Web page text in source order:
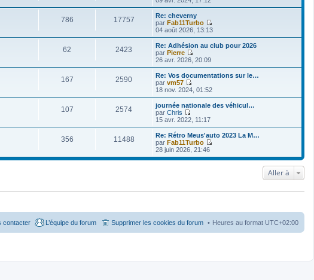
o
i
r
l
e
e
n
e
m
e
s
a
g
e
786 17757
Re: cheverny
par Fab11Turbo
V
o
i
r
e
e
e
s
g
04 août 2026, 13:13
62 2423
Re: Adhésion au club pour 2026
par Pierre
V
o
i
r
e
e
n
e
r
m
e
26 avr. 2026, 20:09
167 2590
Re: Vos documentations sur le…
par vm57
o
i
r
e
d
e
r
n
i
a
e
18 nov. 2024, 01:52
107 2574
journée nationale des véhicul…
par Chris
V
o
i
r
l
e
d
i
m
s
s
15 avr. 2022, 11:17
356 11488
Re: Rétro Meus'auto 2023 La M…
par Fab11Turbo
o
i
d
n
i
e
r
s
28 juin 2026, 21:46
Aller à
Heures au format UTC+02:00
Supprimer les cookies du forum
L’équipe du forum
contacter